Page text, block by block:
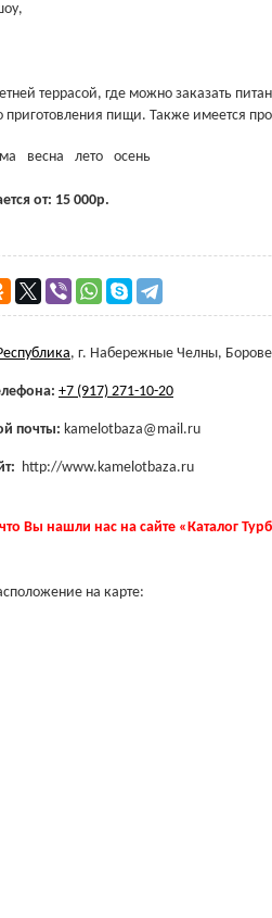
террасой, где можно заказать
приготовления пищи. Также имеется
весна лето осень
от: 15 000р.
, г. Набережные Челны,
+7 (917) 271-10-20
почты: kamelotbaza@mail.ru
http://www.kamelotbaza.ru
Вы нашли нас на сайте «Каталог
на карте: